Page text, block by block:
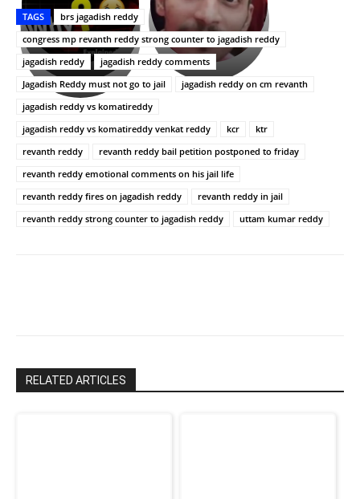
తీర్థం..తులసీదళం
లేకుండా
అసంపూర్ణం
పాన్
ఇండియా
స్టార్
హీరోయిన్‏గా
శ్రీనిధి
శెట్టి.
భర్తపై
రివెంజ్
తీర్చుకున్న
ఉపాసన..
పాపం
రామ్
చరణ్
TAGS
brs jagadish reddy
congress mp revanth reddy strong counter to jagadish reddy
jagadish reddy
jagadish reddy comments
Jagadish Reddy must not go to jail
jagadish reddy on cm revanth
jagadish reddy vs komatireddy
jagadish reddy vs komatireddy venkat reddy
kcr
ktr
revanth reddy
revanth reddy bail petition postponed to friday
revanth reddy emotional comments on his jail life
revanth reddy fires on jagadish reddy
revanth reddy in jail
revanth reddy strong counter to jagadish reddy
uttam kumar reddy
RELATED ARTICLES